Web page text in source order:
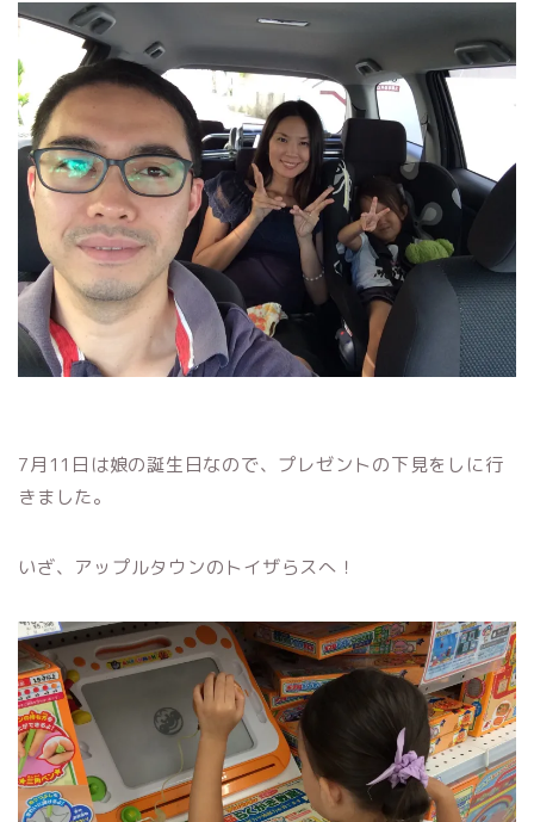
7月11日は娘の誕生日なので、プレゼントの下見をしに行
きました。
いざ、アップルタウンのトイザらスへ！